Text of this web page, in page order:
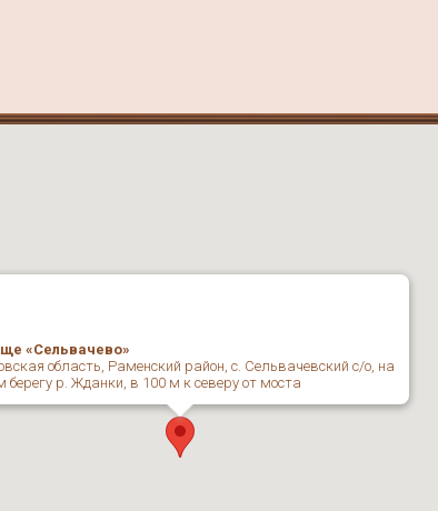
«Сельвачево»
область, Раменский район, с. Сельвачевский с/о, на
берегу р. Жданки, в 100 м к северу от моста